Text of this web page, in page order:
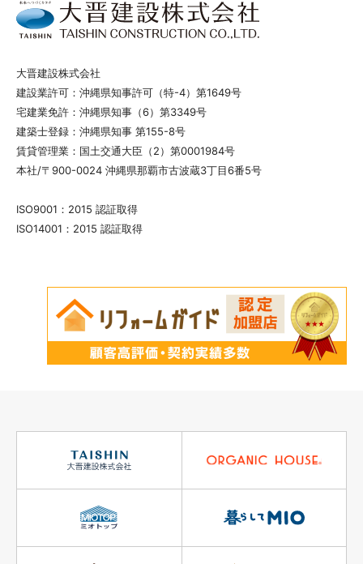
大晋建設株式会社
建設業許可：沖縄県知事許可（特-4）第1649号
宅建業免許：沖縄県知事（6）第3349号
建築士登録：沖縄県知事 第155-8号
賃貸管理業：国土交通大臣（2）第0001984号
本社/〒900-0024 沖縄県那覇市古波蔵3丁目6番5号
ISO9001：2015 認証取得
ISO14001：2015 認証取得